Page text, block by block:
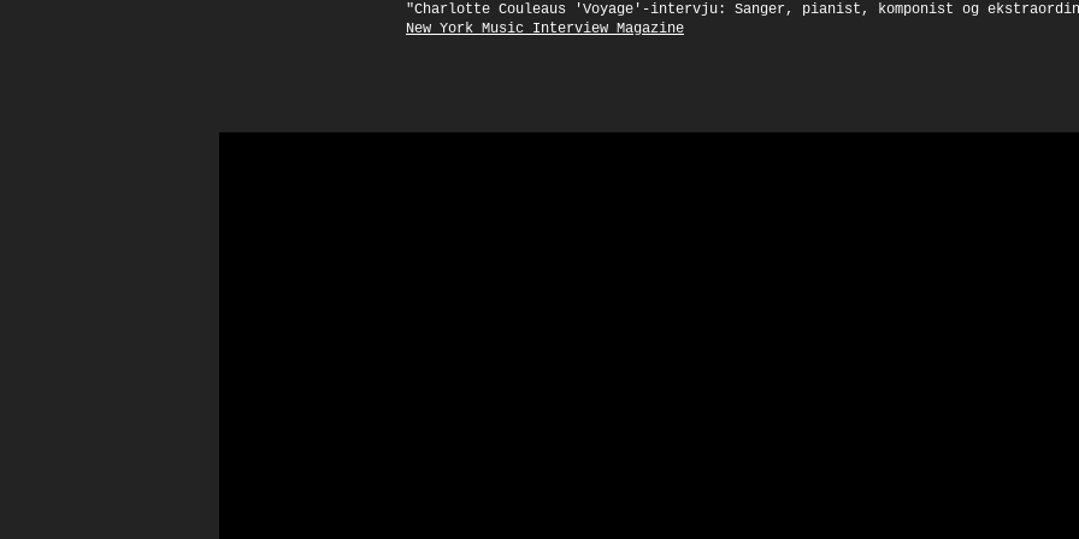
"Charlotte Couleaus 'Voyage'-intervju: Sanger, pianist, komponist og
New York Music Interview Magazine